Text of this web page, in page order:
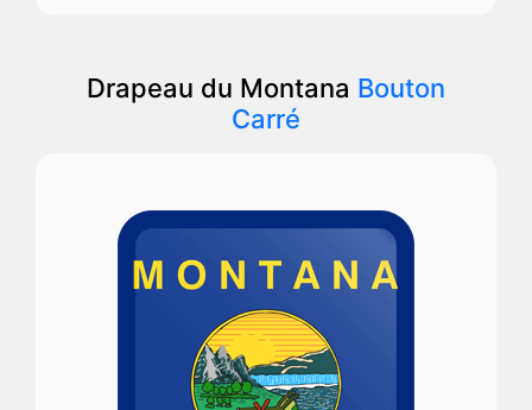
Drapeau du Montana Bouton
Carré